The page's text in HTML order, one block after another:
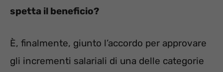
spetta il beneficio?
È, finalmente, giunto l’accordo per approvare
gli incrementi salariali di una delle categorie